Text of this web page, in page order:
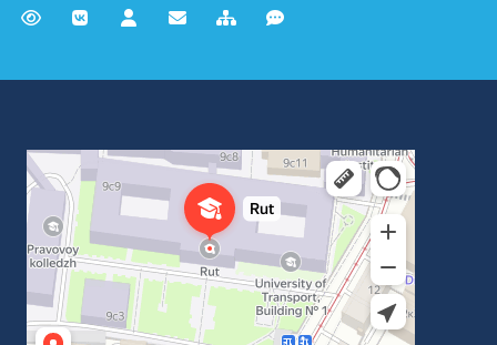
Российский университет транспорта
ВУЗ в Москве